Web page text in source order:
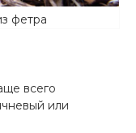
фетра
всего
или